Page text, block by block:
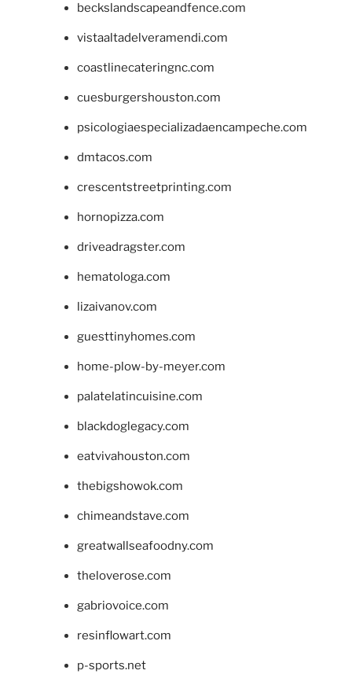
beckslandscapeandfence.com
vistaaltadelveramendi.com
coastlinecateringnc.com
cuesburgershouston.com
psicologiaespecializadaencampeche.com
dmtacos.com
crescentstreetprinting.com
hornopizza.com
driveadragster.com
hematologa.com
lizaivanov.com
guesttinyhomes.com
home-plow-by-meyer.com
palatelatincuisine.com
blackdoglegacy.com
eatvivahouston.com
thebigshowok.com
chimeandstave.com
greatwallseafoodny.com
theloverose.com
gabriovoice.com
resinflowart.com
p-sports.net